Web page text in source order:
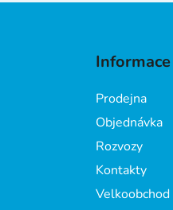
Prodejna
Objednávka
Rozvozy
Kontakty
Velkoobchod